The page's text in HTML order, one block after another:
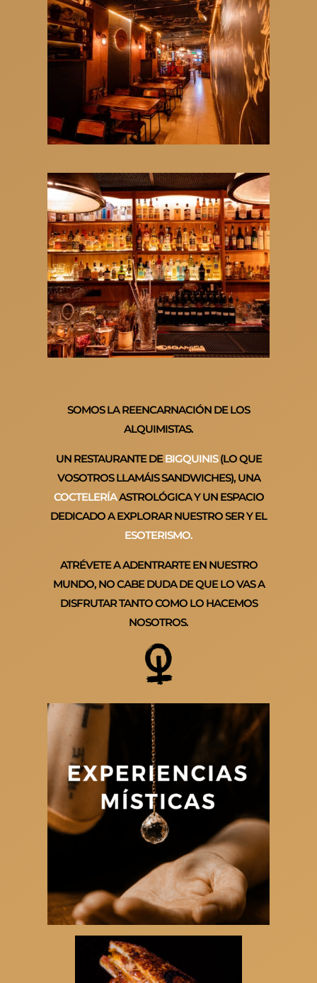
SOMOS LA REENCARNACIÓN DE LOS
ALQUIMISTAS.
UN RESTAURANTE DEBIGQUINIS(LO QUE
VOSOTROS LLAMÁIS SANDWICHES), UNA
COCTELERÍAASTROLÓGICA Y UN ESPACIO
DEDICADO A EXPLORAR NUESTRO SER Y EL
ESOTERISMO.
ATRÉVETE A ADENTRARTE EN NUESTRO
MUNDO, NO CABE DUDA DE QUE LO VAS A
DISFRUTAR TANTO COMO LO HACEMOS
NOSOTROS.